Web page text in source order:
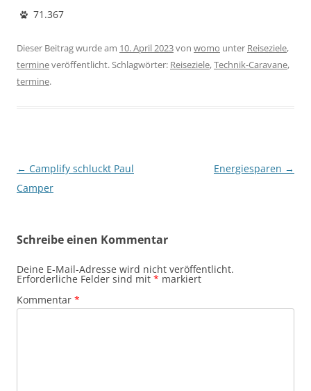
71.367
Dieser Beitrag wurde am 10. April 2023von womo unter Reiseziele,
termineveröffentlicht. Schlagwörter: Reiseziele,Technik-Caravane,
termine.
Beitragsnavigation
← Camplify schluckt Paul
Camper
Energiesparen →
Schreibe einen Kommentar
Deine E-Mail-Adresse wird nicht veröffentlicht.
Erforderliche Felder sind mit * markiert
Kommentar *